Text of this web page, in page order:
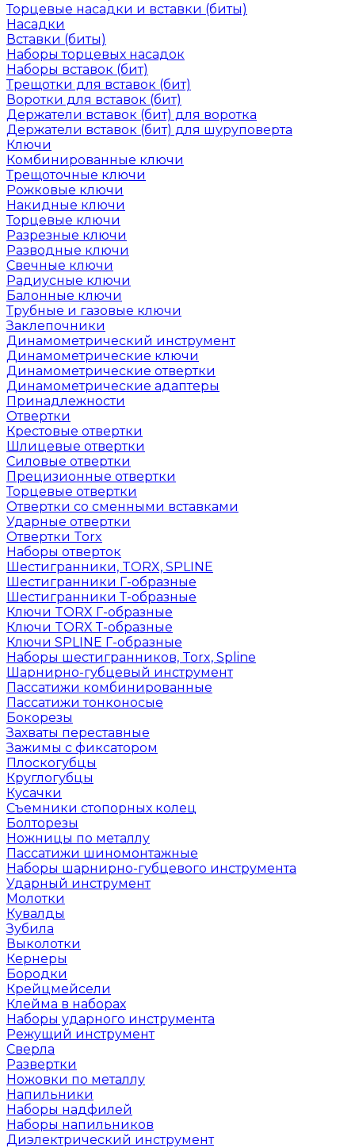
Торцевые насадки и вставки (биты)
Насадки
Вставки (биты)
Наборы торцевых насадок
Наборы вставок (бит)
Трещотки для вставок (бит)
Воротки для вставок (бит)
Держатели вставок (бит) для воротка
Держатели вставок (бит) для шуруповерта
Ключи
Комбинированные ключи
Трещоточные ключи
Рожковые ключи
Накидные ключи
Торцевые ключи
Разрезные ключи
Разводные ключи
Свечные ключи
Радиусные ключи
Балонные ключи
Трубные и газовые ключи
Заклепочники
Динамометрический инструмент
Динамометрические ключи
Динамометрические отвертки
Динамометрические адаптеры
Принадлежности
Отвертки
Крестовые отвертки
Шлицевые отвертки
Силовые отвертки
Прецизионные отвертки
Торцевые отвертки
Отвертки со сменными вставками
Ударные отвертки
Отвертки Torx
Наборы отверток
Шестигранники, TORX, SPLINE
Шестигранники Г-образные
Шестигранники Т-образные
Ключи TORX Г-образные
Ключи TORX Т-образные
Ключи SPLINE Г-образные
Наборы шестигранников, Torx, Spline
Шарнирно-губцевый инструмент
Пассатижи комбинированные
Пассатижи тонконосые
Бокорезы
Захваты переставные
Зажимы с фиксатором
Плоскогубцы
Круглогубцы
Кусачки
Съемники стопорных колец
Болторезы
Ножницы по металлу
Пассатижи шиномонтажные
Наборы шарнирно-губцевого инструмента
Ударный инструмент
Молотки
Кувалды
Зубила
Выколотки
Кернеры
Бородки
Крейцмейсели
Клейма в наборах
Наборы ударного инструмента
Режущий инструмент
Сверла
Развертки
Ножовки по металлу
Напильники
Наборы надфилей
Наборы напильников
Диэлектрический инструмент